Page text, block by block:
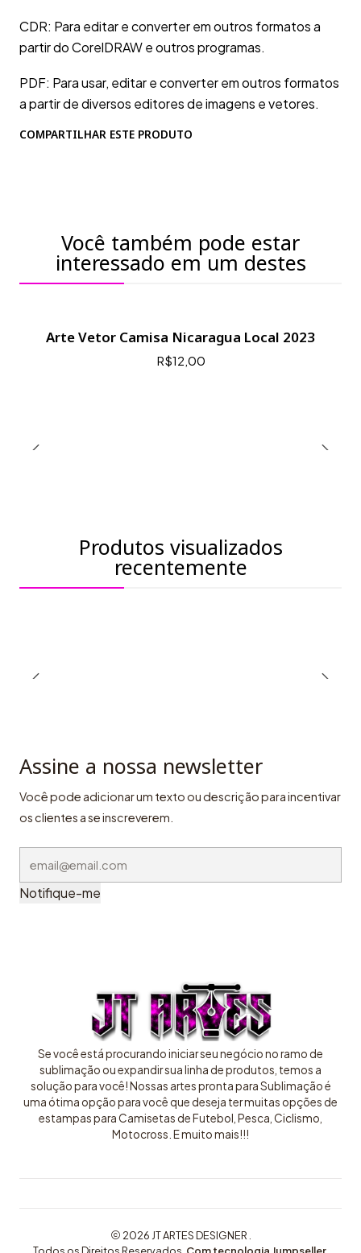
CDR: Para editar e converter em outros formatos a
partir do CorelDRAW e outros programas.
PDF: Para usar, editar e converter em outros formatos
a partir de diversos editores de imagens e vetores.
COMPARTILHAR ESTE PRODUTO
Você também pode estar
interessado em um destes
Arte Vetor Camisa Nicaragua Local 2023
R$12,00
Produtos visualizados
recentemente
Assine a nossa newsletter
Você pode adicionar um texto ou descrição para incentivar
os clientes a se inscreverem.
Notifique-me
Se você está procurando iniciar seu negócio no ramo de
sublimação ou expandir sua linha de produtos, temos a
solução para você! Nossas artes pronta para Sublimação é
uma ótima opção para você que deseja ter muitas opções de
estampas para Camisetas de Futebol, Pesca, Ciclismo,
Motocross. E muito mais!!!
2026 JT ARTES DESIGNER .